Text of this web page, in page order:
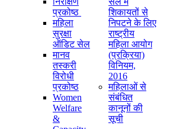
प्रकोष्ठ
महिला
सुरक्षा
ऑडिट सेल
मानव
तस्करी
विरोधी
प्रकोष्ठ
Women
Welfare
&
शिकायतों से
निपटने के लिए
राष्ट्रीय
महिला आयोग
(प्रक्रिया)
विनियम,
2016
महिलाओं से
संबंधित
कानूनों की
सूची